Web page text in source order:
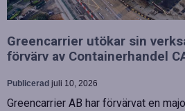
Greencarrier utökar sin
förvärv av Containerhandel
Publicerad juli 10, 2026
Greencarrier AB har förvärvat en